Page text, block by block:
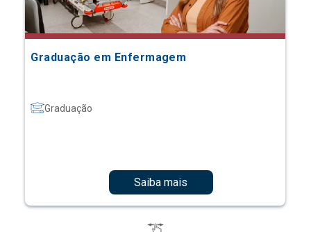
Graduação em Enfermagem
Graduação
Saiba mais